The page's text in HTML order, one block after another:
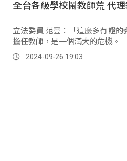
全台各級學校鬧教師荒 代
立法委員 范雲：「這麼多有證
擔任教師，是一個滿大的危機。
2024-09-26 19:03